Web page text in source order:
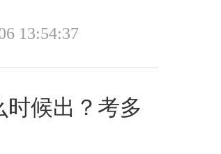
13:54:37
时候出？考多